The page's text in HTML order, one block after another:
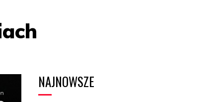
NAJNOWSZE